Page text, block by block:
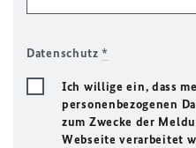
Datenschutz*
Ich willige ein, dass
personenbezogenen
zum Zwecke der
Webseite verarbeitet